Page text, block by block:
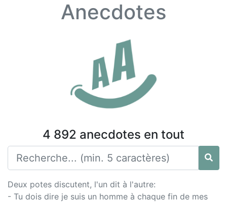
Anecdotes
4 892 anecdotes en tout
Deux potes discutent, l'un dit à l'autre:
- Tu dois dire je suis un homme à chaque fin de mes